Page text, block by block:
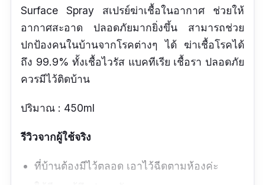
Surface Spray สเปรย์ฆ่าเชื้อในอากาศ ช่วยให้
อากาศสะอาด ปลอดภัยมากยิ่งขึ้น สามารถช่วย
ปกป้องคนในบ้านจากโรคต่างๆ ได้ ฆ่าเชื้อโรคได้
ถึง 99.9% ทั้งเชื้อไวรัส แบคทีเรีย เชื้อรา ปลอดภัย
ควรมีไว้ติดบ้าน
ปริมาณ : 450ml
รีวิวจากผู้ใช้จริง
ที่บ้านต้องมีไว้ตลอด เอาไว้ฉีดตามห้องค่ะ